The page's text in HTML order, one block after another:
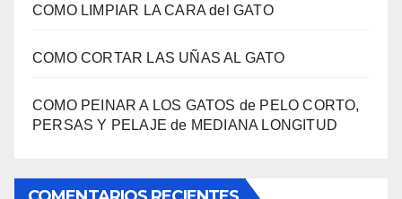
COMO LIMPIAR LA CARA del GATO
COMO CORTAR LAS UÑAS AL GATO
COMO PEINAR A LOS GATOS de PELO CORTO,
PERSAS Y PELAJE de MEDIANA LONGITUD